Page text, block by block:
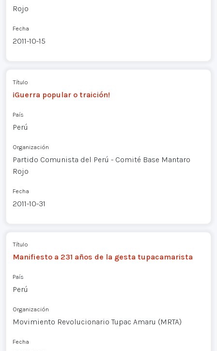
Rojo
Fecha
2011-10-15
Título
¡Guerra popular o traición!
País
Perú
Organización
Partido Comunista del Perú - Comité Base Mantaro
Rojo
Fecha
2011-10-31
Título
Manifiesto a 231 años de la gesta tupacamarista
País
Perú
Organización
Movimiento Revolucionario Tupac Amaru (MRTA)
Fecha